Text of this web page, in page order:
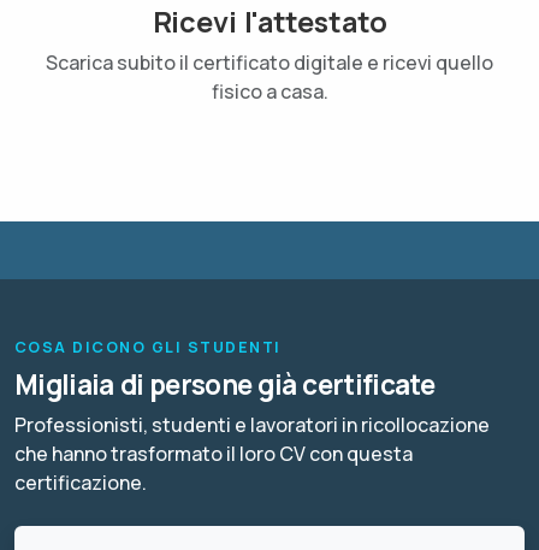
Ricevi l'attestato
Scarica subito il certificato digitale e ricevi quello
fisico a casa.
COSA DICONO GLI STUDENTI
Migliaia di persone già certificate
Professionisti, studenti e lavoratori in ricollocazione
che hanno trasformato il loro CV con questa
certificazione.